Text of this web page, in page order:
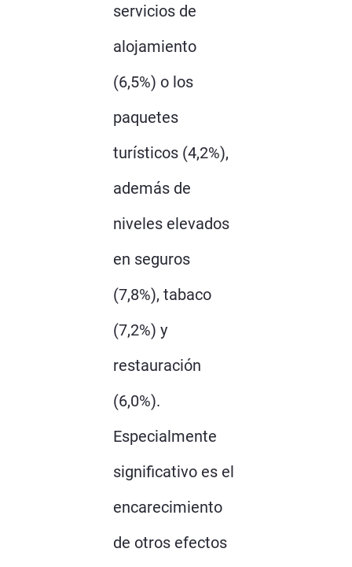
servicios de
alojamiento
(6,5%) o los
paquetes
turísticos (4,2%),
además de
niveles elevados
en seguros
(7,8%), tabaco
(7,2%) y
restauración
(6,0%).
Especialmente
significativo es el
encarecimiento
de otros efectos